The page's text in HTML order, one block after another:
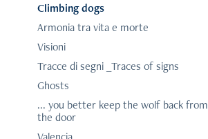
Climbing dogs
Armonia tra vita e morte
Visioni
Tracce di segni _Traces of signs
Ghosts
... you better keep the wolf back from
the door